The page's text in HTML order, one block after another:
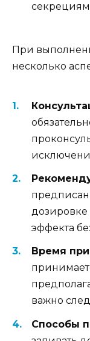
При
несколько
дозировке
эффекта
Время
важно
Способы